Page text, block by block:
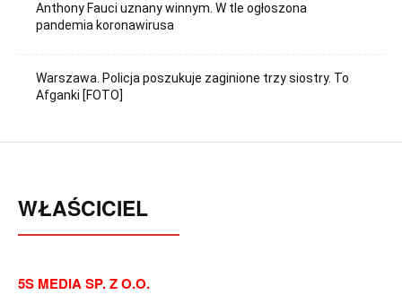
Anthony Fauci uznany winnym. W tle ogłoszona
pandemia koronawirusa
Warszawa. Policja poszukuje zaginione trzy siostry. To
Afganki [FOTO]
WŁAŚCICIEL
5S MEDIA SP. Z O.O.